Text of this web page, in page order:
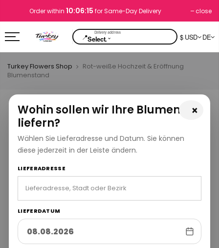
Order within 10:06:14 for Same-Day Delivery close
📍Select.⌄ $ USD DE
×
Wohin sollen wir Ihre Blumen
liefern?
Wählen Sie Lieferadresse und Datum. Sie können
diese jederzeit in der Leiste ändern.
LIEFERADRESSE
LIEFERDATUM
Turkey Flowers Shop
Rot-weiße Hochzeit & Eröffnung
Blumenstand